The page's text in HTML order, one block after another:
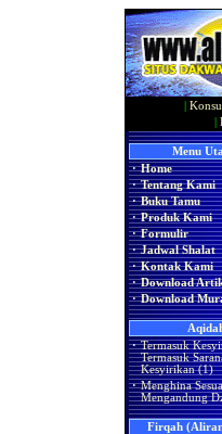
Menu
· Home
· Tentang Kami
· Buku Tamu
· Produk Kami
· Formulir
· Jadwal Shalat
· Kontak Kami
· Download
· Download
· Termasuk
Termasuk
Kesyirikan (1)
· Menghina
Mengandung
Firqah